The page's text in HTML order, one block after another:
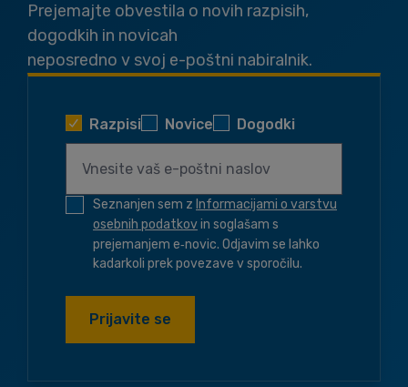
Prejemajte obvestila o novih razpisih,
dogodkih in novicah
neposredno v svoj e-poštni nabiralnik.
Razpisi Novice Dogodki
Seznanjen sem z Informacijami o varstvu
osebnih podatkovin soglašam s
prejemanjem e‑novic. Odjavim se lahko
kadarkoli prek povezave v sporočilu.
Prijavite se